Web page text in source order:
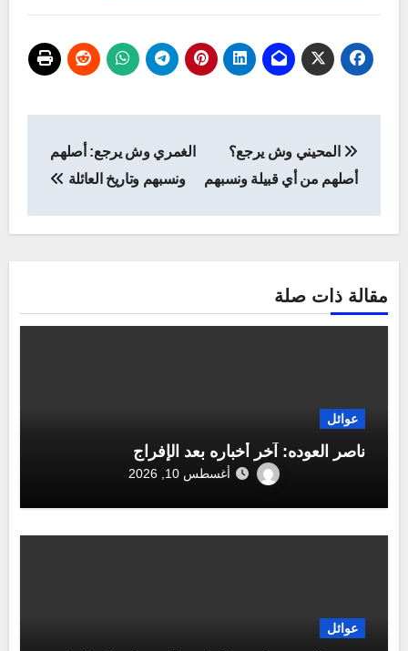
المقالات
المحيني وش يرجع؟
أصلهم من أي قبيلة ونسبهم
الغمري وش يرجع: أصلهم
ونسبهم وتاريخ العائلة
مقالة ذات صلة
عوائل
ناصر العوده: آخر أخباره بعد الإفراج
أغسطس 10, 2026
عوائل